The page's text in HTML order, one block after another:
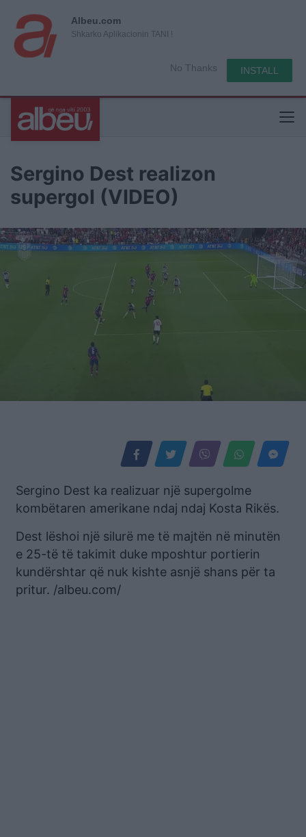
Albeu.com
Shkarko Aplikacionin TANI !
No Thanks INSTALL
Sergino Dest realizon
supergol (VIDEO)
Sergino Dest ka realizuar një supergolme
kombëtaren amerikane ndaj ndaj Kosta Rikës.
Dest lëshoi një silurë me të majtën në minutën
e 25-të të takimit duke mposhtur portierin
kundërshtar që nuk kishte asnjë shans për ta
pritur. /albeu.com/